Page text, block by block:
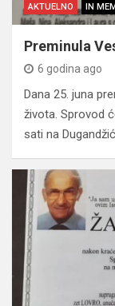
AKTUELNO IN
Preminula
6 godina ago
Dana 25. juna
života. Sprovod
sati na